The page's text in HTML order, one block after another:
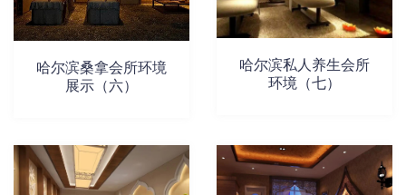
哈尔滨桑拿会所环境
展示（六）
哈尔滨私人养生会所
环境（七）